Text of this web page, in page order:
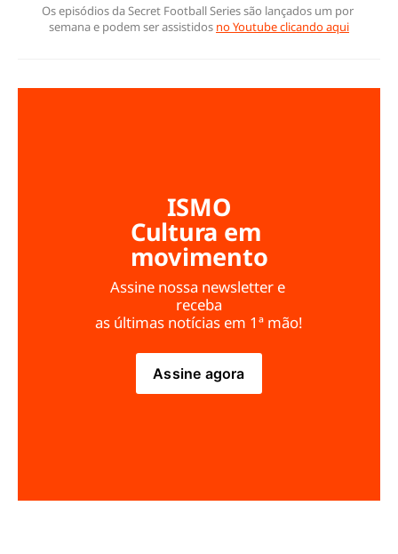
Os episódios da Secret Football Series são lançados um por
semana e podem ser assistidos no Youtube clicando aqui
ISMO
Cultura em
movimento
Assine nossa newsletter e
receba
as últimas notícias em 1ª mão!
Assine agora